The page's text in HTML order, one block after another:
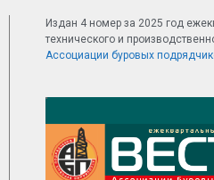
Издан 4 номер за 2025 год
технического и
Ассоциации буровых